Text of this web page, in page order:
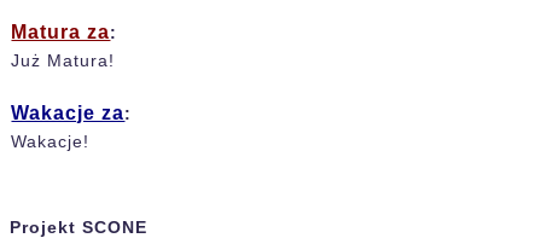
Matura za:
Już Matura!
Wakacje za:
Wakacje!
Projekt SCONE